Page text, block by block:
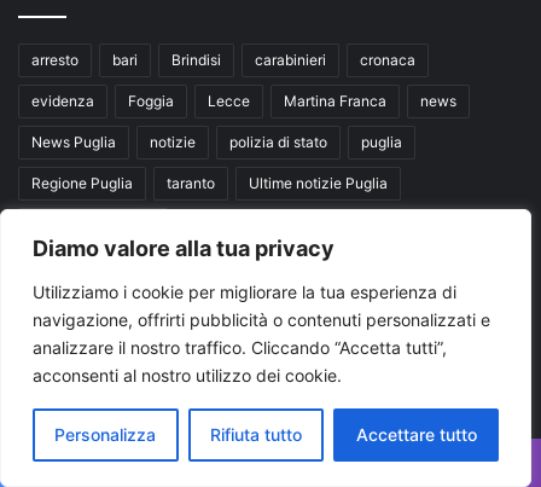
Diamo valore alla tua privacy
Utilizziamo i cookie per migliorare la tua esperienza di
navigazione, offrirti pubblicità o contenuti personalizzati e
analizzare il nostro traffico. Cliccando “Accetta tutti”,
acconsenti al nostro utilizzo dei cookie.
Personalizza Rifiuta tutto Accettare tutto
arresto bari Brindisi carabinieri cronaca
evidenza Foggia Lecce Martina Franca news
News Puglia notizie polizia di stato puglia
Regione Puglia taranto Ultime notizie Puglia
Seguici su
Facebook
X
You
Tube